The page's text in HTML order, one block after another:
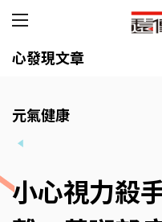
心發現文章
元氣健康
小心視力殺